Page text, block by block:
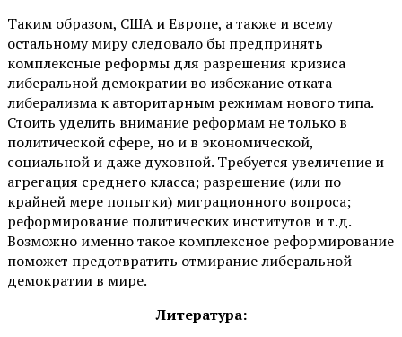
Таким образом, США и Европе, а также и всему
остальному миру следовало бы предпринять
комплексные реформы для разрешения кризиса
либеральной демократии во избежание отката
либерализма к авторитарным режимам нового типа.
Стоить уделить внимание реформам не только в
политической сфере, но и в экономической,
социальной и даже духовной. Требуется увеличение и
агрегация среднего класса; разрешение (или по
крайней мере попытки) миграционного вопроса;
реформирование политических институтов и т.д.
Возможно именно такое комплексное реформирование
поможет предотвратить отмирание либеральной
демократии в мире.
Литература: